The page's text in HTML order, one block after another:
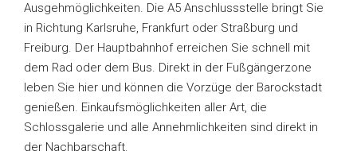
Ausgehmöglichkeiten. Die A5 Anschlussstelle bringt Sie
in Richtung Karlsruhe, Frankfurt oder Straßburg und
Freiburg. Der Hauptbahnhof erreichen Sie schnell mit
dem Rad oder dem Bus. Direkt in der Fußgängerzone
leben Sie hier und können die Vorzüge der Barockstadt
genießen. Einkaufsmöglichkeiten aller Art, die
Schlossgalerie und alle Annehmlichkeiten sind direkt in
der Nachbarschaft.